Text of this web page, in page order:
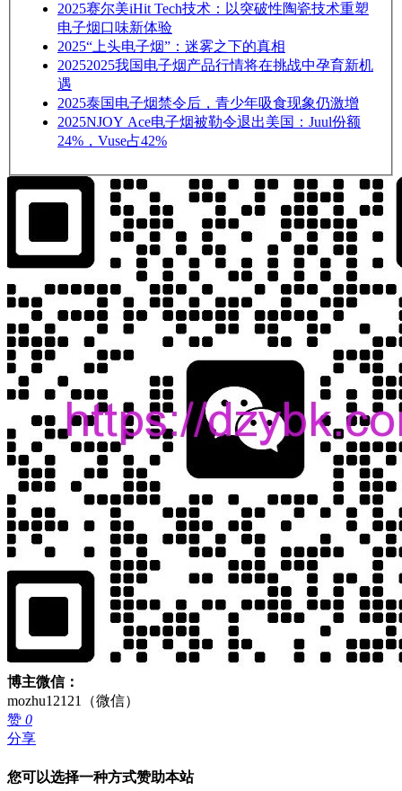
2025赛尔美iHit Tech技术：以突破性陶瓷技术重塑
电子烟口味新体验
2025“上头电子烟”：迷雾之下的真相
20252025我国电子烟产品行情将在挑战中孕育新机
遇
2025泰国电子烟禁令后，青少年吸食现象仍激增
2025NJOY Ace电子烟被勒令退出美国：Juul份额
24%，Vuse占42%
博主微信：
mozhu12121（微信）
赞 0
分享
您可以选择一种方式赞助本站